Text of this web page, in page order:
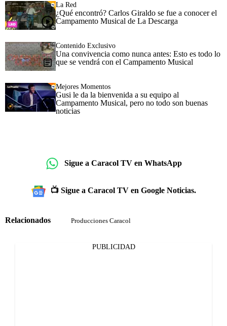
La Red
¿Qué encontró? Carlos Giraldo se fue a conocer el
Campamento Musical de La Descarga
Contenido Exclusivo
Una convivencia como nunca antes: Esto es todo lo
que se vendrá con el Campamento Musical
Mejores Momentos
Gusi le da la bienvenida a su equipo al
Campamento Musical, pero no todo son buenas
noticias
Sigue a Caracol TV en WhatsApp
📺 Sigue a Caracol TV en Google Noticias.
Relacionados Producciones Caracol
PUBLICIDAD